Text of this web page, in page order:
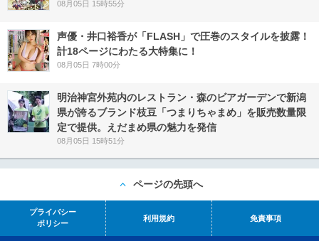
08月05日 15時55分
声優・井口裕香が「FLASH」で圧巻のスタイルを披露！
計18ページにわたる大特集に！
08月05日 7時00分
明治神宮外苑内のレストラン・森のビアガーデンで新潟
県が誇るブランド枝豆「つまりちゃまめ」を販売数量限
定で提供。えだまめ県の魅力を発信
08月05日 15時51分
ページの先頭へ
プライバシー
ポリシー
利用規約 免責事項